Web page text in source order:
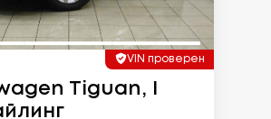
VIN проверен
Tiguan, I